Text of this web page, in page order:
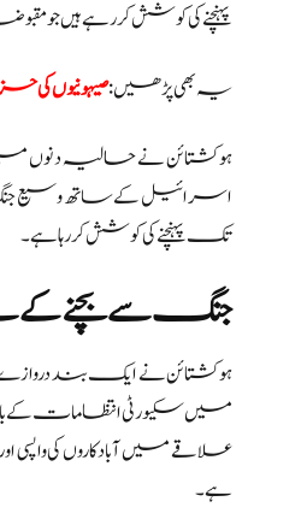
پہنچنے کی کوشش کر رہے ہیں
یہ بھی پڑھیں:صیہونیوں
ہوکشتائن نے حالیہ دنوں
اسرائیل کے ساتھ وسیع
تک پہنچنے کی کوشش کر رہا ہے۔
جنگ سے بچنے کے
ہوکشتائن نے ایک بند
میں سکیورٹی انتظامات
علاقے میں آبادکاروں کی
ہے۔